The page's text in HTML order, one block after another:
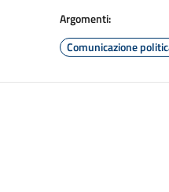
Argomenti:
Comunicazione